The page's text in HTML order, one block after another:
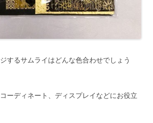
するサムライはどんな色合わせでしょう
ーディネート、ディスプレイなどにお役立